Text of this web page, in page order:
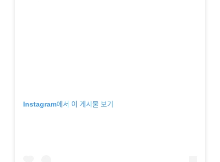
Instagram에서 이 게시물 보기